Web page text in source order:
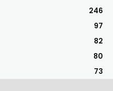
246
97
82
80
73